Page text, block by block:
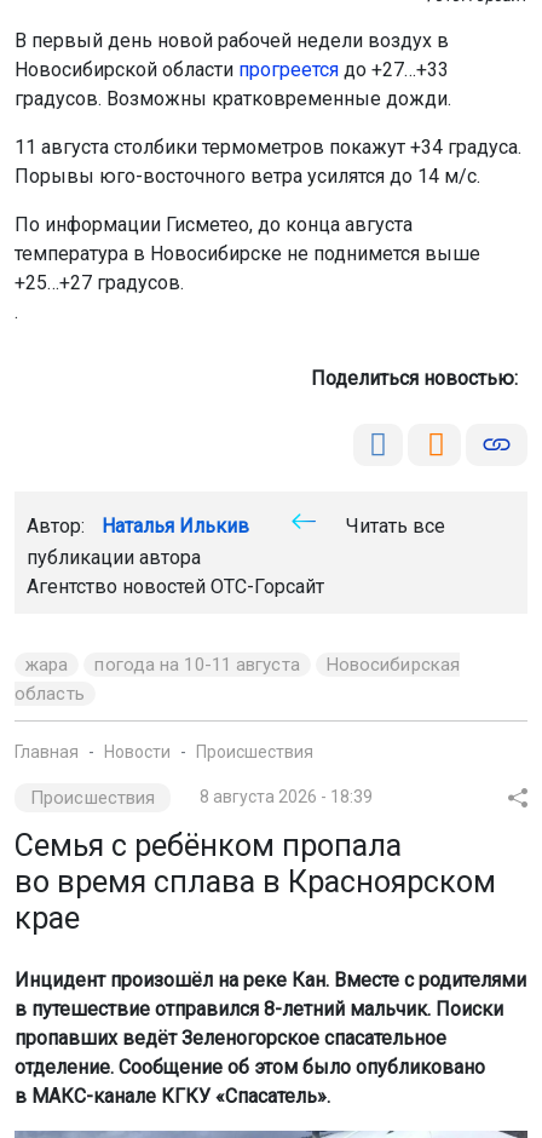
В первый день новой рабочей недели воздух в
Новосибирской области прогреется до +27…+33
градусов. Возможны кратковременные дожди.
11 августа столбики термометров покажут +34 градуса.
Порывы юго-восточного ветра усилятся до 14 м/с.
По информации Гисметео, до конца августа
температура в Новосибирске не поднимется выше
+25…+27 градусов.
.
Поделиться новостью:
Автор: Наталья Илькив
Читать все
публикации автора
Агентство новостей ОТС-Горсайт
жара погода на 10-11 августа
Новосибирская
область
Главная Новости Происшествия
Происшествия 8 августа 2026 - 18:39
Семья с ребёнком пропала
во время сплава в Красноярском
крае
Инцидент произошёл на реке Кан. Вместе с родителями
в путешествие отправился 8-летний мальчик. Поиски
пропавших ведёт Зеленогорское спасательное
отделение. Сообщение об этом было опубликовано
в МАКС-канале КГКУ «Спасатель».